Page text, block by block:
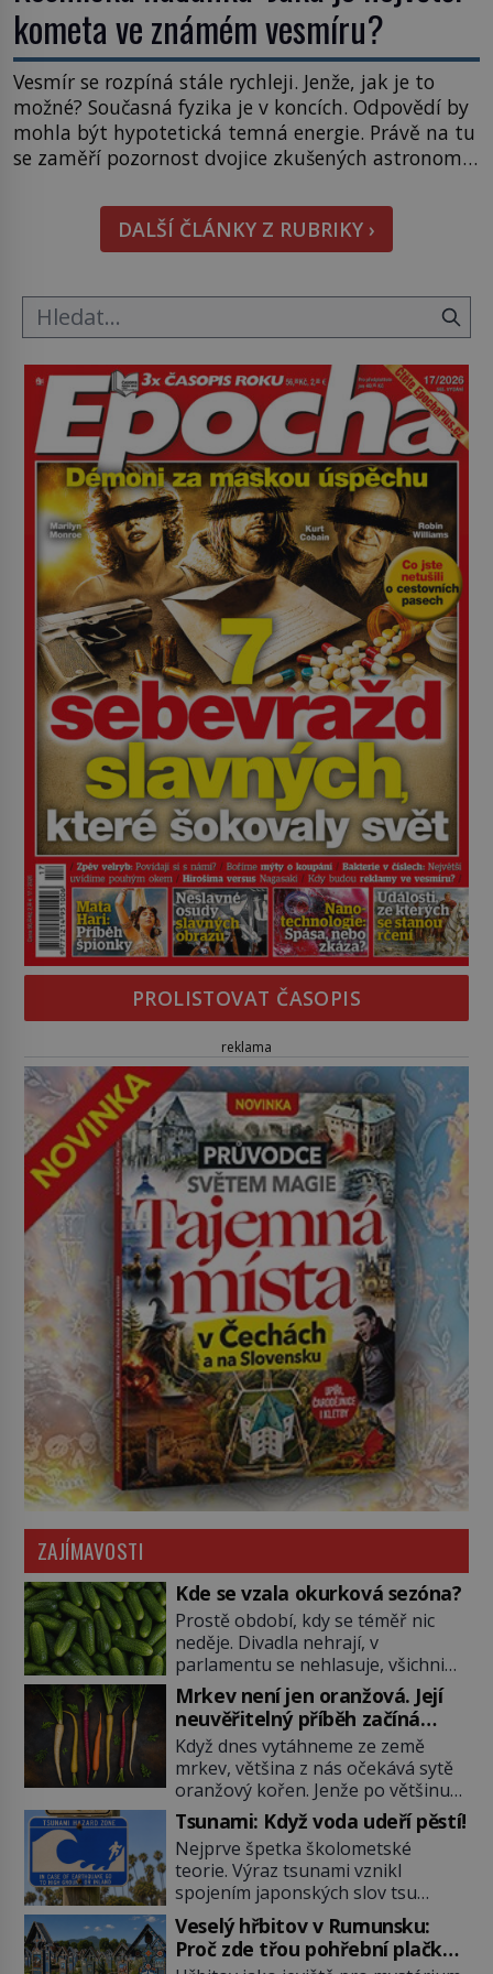
kometa ve známém vesmíru?
Vesmír se rozpíná stále rychleji. Jenže, jak je to
možné? Současná fyzika je v koncích. Odpovědí by
mohla být hypotetická temná energie. Právě na tu
se zaměří pozornost dvojice zkušených astronomů.
hmatatelnějšího. Naprosto rekordní kometu!
Astronomové Pedro Bernardinelli a Gary Bernstein
mravenčí prací zkoumají archivní snímky v rámci
DALŠÍ ČLÁNKY Z RUBRIKY ›
PROLISTOVAT ČASOPIS
reklama
ZAJÍMAVOSTI
Kde se vzala okurková sezóna?
Prostě období, kdy se téměř nic
neděje. Divadla nehrají, v
parlamentu se nehlasuje, všichni
jsou na dovolené a média tak
nemají o čem mluvit a psát. A
vymýšlejí si proto témata, které
nikoho nezajímají. Proč je však ona
letní doba spojovaná zrovna s
okurkami? Okurkovou sezónu
známe už od poloviny 19. století,
ovšem jako Češi […]
Mrkev není jen oranžová. Její
neuvěřitelný příběh začíná
fialovou barvou
Když dnes vytáhneme ze země
mrkev, většina z nás očekává sytě
oranžový kořen. Jenže po většinu
své historie je mrkev všechno
možné, jen ne oranžová. Je fialová,
žlutá, bílá, někdy dokonce téměř
černá. Až díky stovkám let
pečlivého šlechtění se z ní stává
zelenina, bez které si českou
zahradu ani nedokážeme
představit. Její příběh je […]
Tsunami: Když voda udeří pěstí!
Nejprve špetka školometské
teorie. Výraz tsunami vznikl
spojením japonských slov tsu
(přístav) a nami (vlna). Jedná se o
dlouhou vlnu, která je na volném
moři takřka nepostřehnutelná.
Veselý hřbitov v Rumunsku:
Proč zde třou pohřební plačky